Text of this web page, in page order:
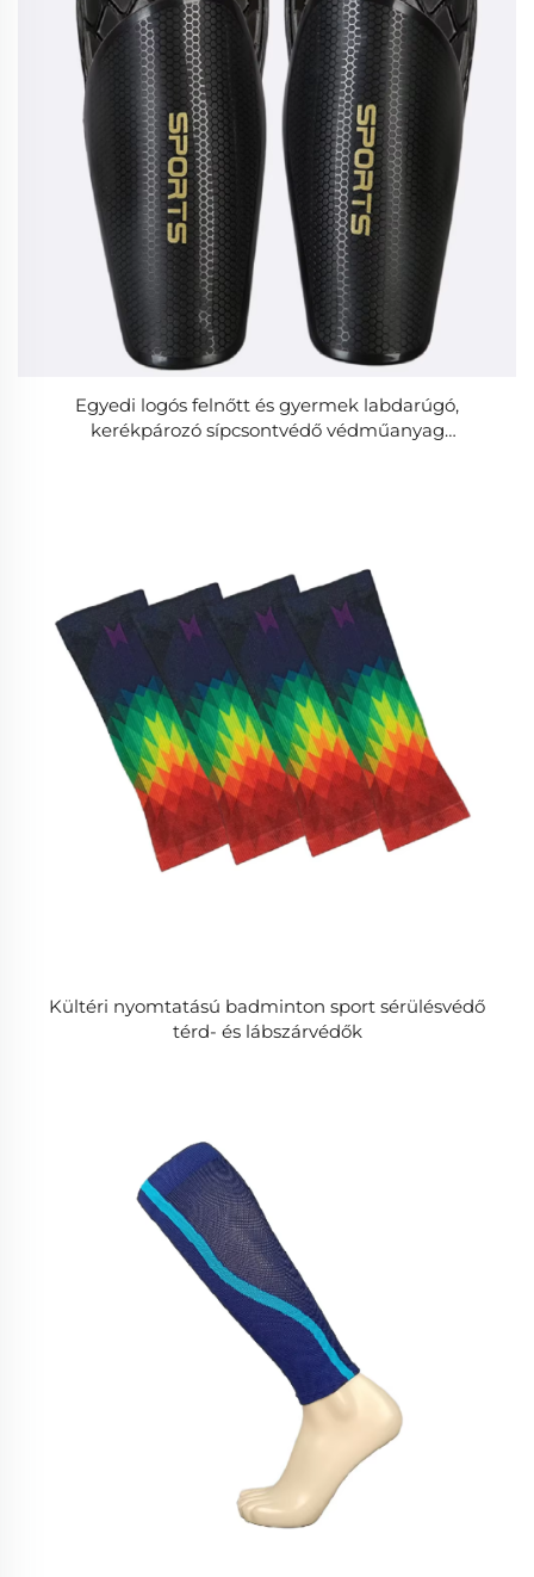
Egyedi logós felnőtt és gyermek labdarúgó,
kerékpározó sípcsontvédő védműanyag
Kültéri nyomtatású badminton sport sérülésvédő
térd- és lábszárvédők